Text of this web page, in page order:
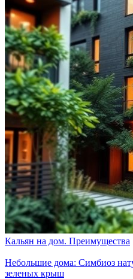
Кальян на дом. Преимущества
Небольшие дома: Симбиоз
зеленых крыш